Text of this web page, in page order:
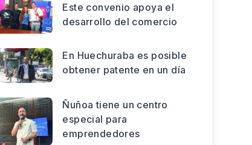
Este convenio apoya el
desarrollo del comercio
En Huechuraba es posible
obtener patente en un día
Ñuñoa tiene un centro
especial para
emprendedores